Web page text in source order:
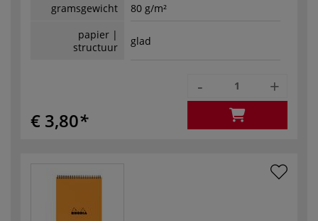
gramsgewicht
80 g/m²
papier |
structuur
glad
€ 3,80
- +